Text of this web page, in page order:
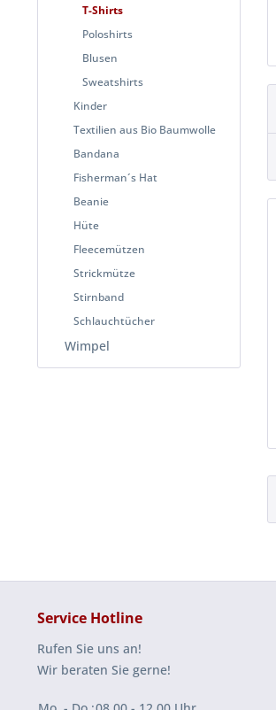
T-Shirts
Poloshirts
Blusen
Sweatshirts
Kinder
Textilien aus Bio Baumwolle
Bandana
Fisherman´s Hat
Beanie
Hüte
Fleecemützen
Strickmütze
Stirnband
Schlauchtücher
Wimpel
Service Hotline
Rufen Sie uns an!
Wir beraten Sie gerne!